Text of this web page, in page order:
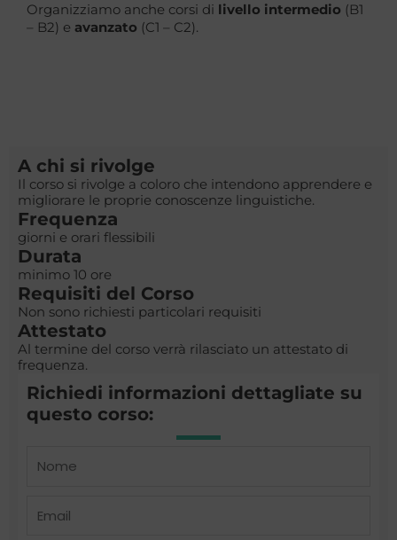
Organizziamo anche corsi di livello intermedio (B1
– B2) e avanzato (C1 – C2).
A chi si rivolge
Il corso si rivolge a coloro che intendono apprendere e
migliorare le proprie conoscenze linguistiche.
Frequenza
giorni e orari flessibili
Durata
minimo 10 ore
Requisiti del Corso
Non sono richiesti particolari requisiti
Attestato
Al termine del corso verrà rilasciato un attestato di
frequenza.
Richiedi informazioni dettagliate su
questo corso:
Name
Email